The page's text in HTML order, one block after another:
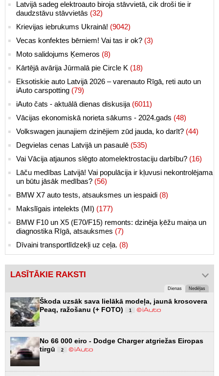
Latvijā sadeg elektroauto biroja stāvvietā, cik droši tie ir
daudzstāvu stāvvietās (32)
Krievijas iebrukums Ukrainā! (9042)
Vecas konfektes bērniem! Vai tas ir ok? (3)
Moto salidojums Ķemeros (8)
Kārtējā avārija Jūrmalā pie Circle K (18)
Eksotiskie auto Latvijā 2026 – varenauto Rīgā, reti auto un
iAuto carspotting (79)
iAuto čats - aktuālā dienas diskusija (6011)
Vācijas ekonomiskā norieta sākums - 2024.gads (48)
Volkswagen jaunajiem dzinējiem zūd jauda, ko darīt? (44)
Degvielas cenas Latvijā un pasaulē (535)
Vai Vācija atjaunos slēgto atomelektrostaciju darbību? (16)
Lāču medības Latvijā! Vai populācija ir kļuvusi nekontrolējama
un būtu jāsāk medības? (56)
BMW X7 auto tests, atsauksmes un iespaidi (8)
Makslīgais intelekts (MI) (177)
BMW F10 un X5 (E70/F15) remonts: dzinēja ķēžu maiņa un
diagnostika Rīgā, atsauksmes (7)
Dīvaini transportlīdzekļi uz ceļa. (8)
LASĪTĀKIE RAKSTI
Dienas Nedēļas
Škoda uzsāk sava lielākā modeļa, jaunā krosovera
Peaq, ražošanu (+ FOTO)
1
No 66 000 eiro - Dodge Charger atgriežas Eiropas
tirgū
2